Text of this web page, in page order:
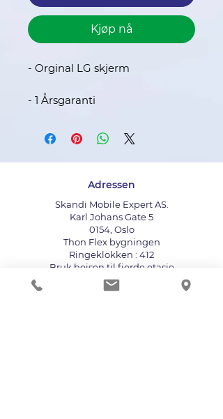
Kjøp nå
- Orginal LG skjerm
- 1 Årsgaranti
Adressen
Skandi Mobile Expert AS.
Karl Johans Gate 5
0154, Oslo
Thon Flex bygningen
Ringeklokken : 412
Bruk heisen til fjerde etasje
info@mobileexpert.no
+47 411 11 211